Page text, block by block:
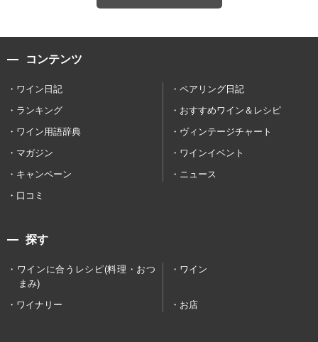
コンテンツ
ワイン日記
ペアリング日記
ランキング
おすすめワイン＆レシピ
ワイン用語辞典
ヴィンテージチャート
マガジン
ワインイベント
キャンペーン
ニュース
口コミ
探す
ワインに合うレシピ(料理・おつ
まみ)
ワイン
ワイナリー お店